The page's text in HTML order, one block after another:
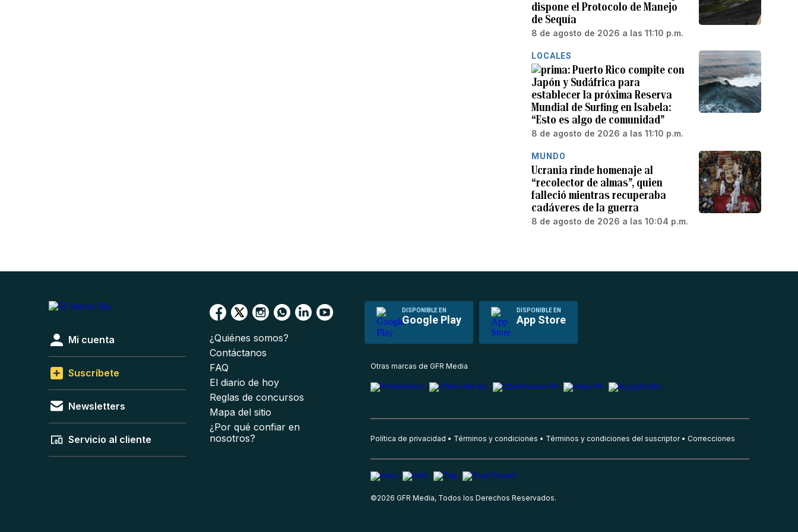
dispone el Protocolo de Manejo
de Sequía
8 de agosto de 2026 a las 11:10 p.m.
LOCALES
Puerto Rico compite con
Japón y Sudáfrica para
establecer la próxima Reserva
Mundial de Surfing en Isabela:
“Esto es algo de comunidad”
8 de agosto de 2026 a las 11:10 p.m.
MUNDO
Ucrania rinde homenaje al
“recolector de almas”, quien
falleció mientras recuperaba
cadáveres de la guerra
8 de agosto de 2026 a las 10:04 p.m.
DISPONIBLE EN
Google Play
DISPONIBLE EN
App Store
Mi cuenta
Suscríbete
Newsletters
Servicio al cliente
¿Quiénes somos?
Contáctanos
FAQ
El diario de hoy
Reglas de concursos
Mapa del sitio
¿Por qué confiar en
nosotros?
Otras marcas de GFR Media
Política de privacidad Términos y condiciones Términos y condiciones del suscriptor Correcciones
©2026 GFR Media, Todos los Derechos Reservados.